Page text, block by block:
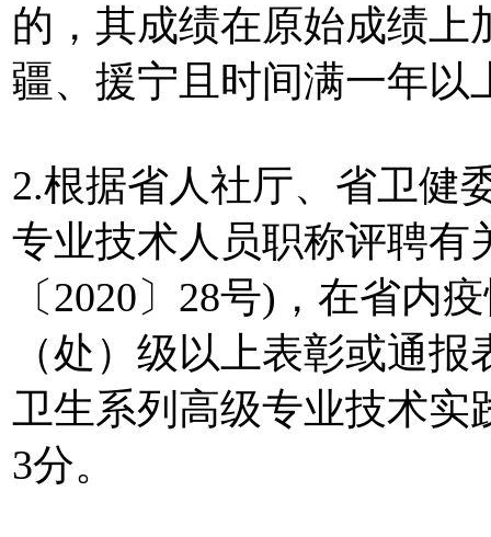
的，其成绩在原始成绩上
疆、援宁且时间满一年以
2.根据省人社厅、省卫健
专业技术人员职称评聘有
〔2020〕28号)，在省内
（处）级以上表彰或通
卫生系列高级专业技术
3分。